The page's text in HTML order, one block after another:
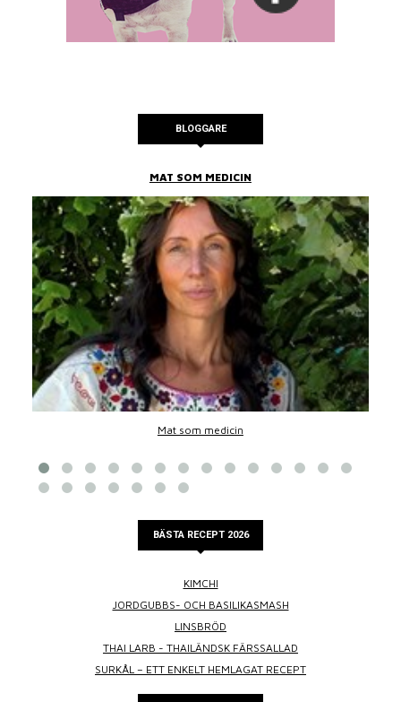
BLOGGARE
MAT SOM MEDICIN
Mat som medicin
BÄSTA RECEPT 2026
KIMCHI
JORDGUBBS- OCH BASILIKASMASH
LINSBRÖD
THAI LARB - THAILÄNDSK FÄRSSALLAD
SURKÅL – ETT ENKELT HEMLAGAT RECEPT